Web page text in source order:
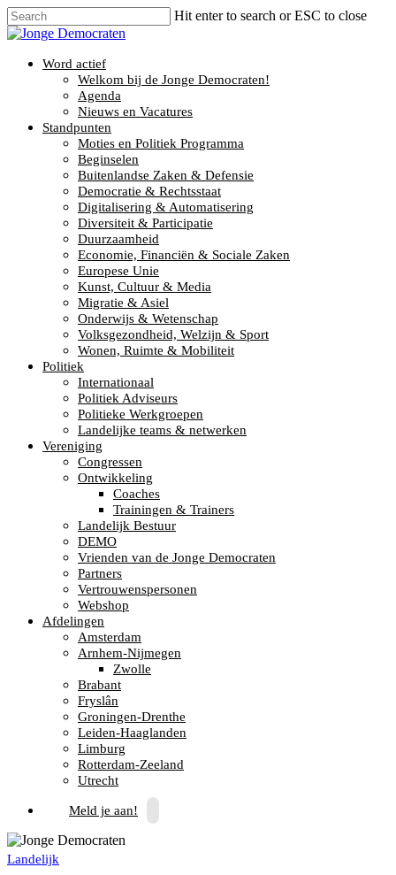
Hit enter to search or ESC to close
Word actief
Welkom bij de Jonge Democraten!
Agenda
Nieuws en Vacatures
Standpunten
Moties en Politiek Programma
Beginselen
Buitenlandse Zaken & Defensie
Democratie & Rechtsstaat
Digitalisering & Automatisering
Diversiteit & Participatie
Duurzaamheid
Economie, Financiën & Sociale Zaken
Europese Unie
Kunst, Cultuur & Media
Migratie & Asiel
Onderwijs & Wetenschap
Volksgezondheid, Welzijn & Sport
Wonen, Ruimte & Mobiliteit
Politiek
Internationaal
Politiek Adviseurs
Politieke Werkgroepen
Landelijke teams & netwerken
Vereniging
Congressen
Ontwikkeling
Coaches
Trainingen & Trainers
Landelijk Bestuur
DEMO
Vrienden van de Jonge Democraten
Partners
Vertrouwenspersonen
Webshop
Afdelingen
Amsterdam
Arnhem-Nijmegen
Zwolle
Brabant
Fryslân
Groningen-Drenthe
Leiden-Haaglanden
Limburg
Rotterdam-Zeeland
Utrecht
Meld je aan!
Landelijk